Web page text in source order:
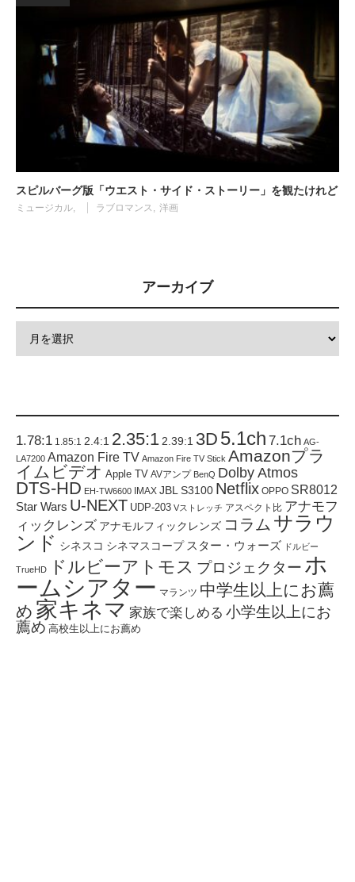
スピルバーグ版「ウエスト・サイド・ストーリー」を観たけれど
ミュージカル ラブロマンス 洋画
アーカイブ
1.78:1 1.85:1 2.4:1 2.35:1 2.39:1 3D 5.1ch 7.1ch AG-
LA7200 Amazon Fire TV Amazon Fire TV Stick Amazonプラ
イムビデオ Apple TV AVアンプ BenQ Dolby Atmos
DTS-HD EH-TW6600 IMAX JBL S3100 Netflix OPPO SR8012
Star Wars U-NEXT UDP-203 Vストレッチ アスペクト比 アナモフ
ィックレンズ アナモルフィックレンズ コラム サラウ
ンド シネスコ シネマスコープ スター・ウォーズ ドルビー
TrueHD ドルビーアトモス プロジェクター ホ
ームシアター マランツ 中学生以上にお薦
め 家キネマ 家族で楽しめる 小学生以上にお
薦め 高校生以上にお薦め